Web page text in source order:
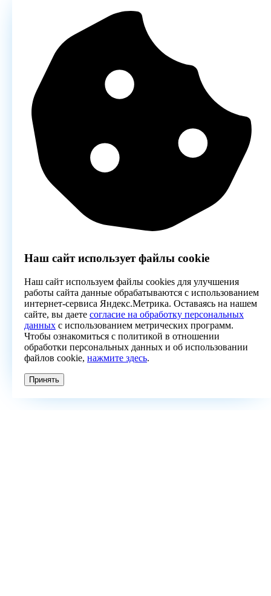
Наш сайт использует файлы cookie
Наш сайт используем файлы cookies для улучшения
работы сайта данные обрабатываются с использованием
интернет-сервиса Яндекс.Метрика. Оставаясь на нашем
сайте, вы даете согласие на обработку персональных
данных с использованием метрических программ.
Чтобы ознакомиться с политикой в отношении
обработки персональных данных и об использовании
файлов cookie, нажмите здесь.
Принять